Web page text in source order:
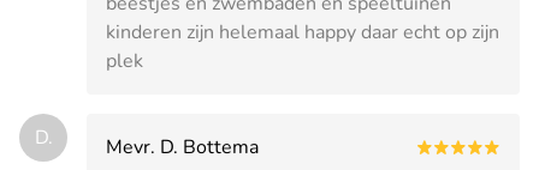
kinderen zijn helemaal happy daar echt op zijn
plek
D.
Mevr. D. Bottema